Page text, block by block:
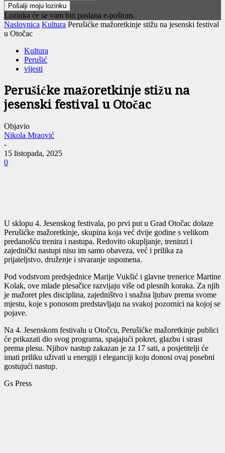
Lozinka će se vam biti poslana e-poštom.
Naslovnica Kultura Perušićke mažoretkinje stižu na jesenski festival
u Otočac
Kultura
Perušić
vijesti
Perušićke mažoretkinje stižu na
jesenski festival u Otočac
Objavio
Nikola Mraović
-
15 listopada, 2025
0
U sklopu 4. Jesenskog festivala, po prvi put u Grad Otočac dolaze
Perušićke mažoretkinje, skupina koja već dvije godine s velikom
predanošću trenira i nastupa. Redovito okupljanje, treninzi i
zajednički nastupi nisu im samo obaveza, već i prilika za
prijateljstvo, druženje i stvaranje uspomena.
Pod vodstvom predsjednice Marije Vukšić i glavne trenerice Martine
Kolak, ove mlade plesačice razvijaju više od plesnih koraka. Za njih
je mažoret ples disciplina, zajedništvo i snažna ljubav prema svome
mjestu, koje s ponosom predstavljaju na svakoj pozornici na kojoj se
pojave.
Na 4. Jesenskom festivalu u Otočcu, Perušićke mažoretkinje publici
će prikazati dio svog programa, spajajući pokret, glazbu i strast
prema plesu. Njihov nastup zakazan je za 17 sati, a posjetitelji će
imati priliku uživati u energiji i eleganciji koju donosi ovaj posebni
gostujući nastup.
Gs Press